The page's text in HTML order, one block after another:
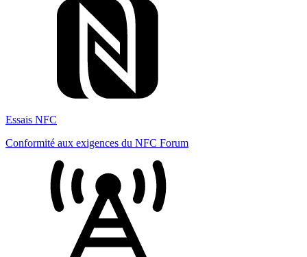
Essais NFC
Conformité aux exigences du NFC Forum